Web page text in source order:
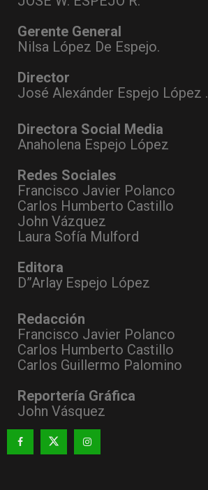
Gerente General
Nilsa López De Espejo.
Director
José Alexánder Espejo López .
Directora Social Media
Anaholena Espejo López
Redes Sociales
Francisco Javier Polanco
Carlos Humberto Castillo
John Vázquez
Laura Sofía Mulford
Editora
D”Arlay Espejo López
Redacción
Francisco Javier Polanco
Carlos Humberto Castillo
Carlos Guillermo Palomino
Reportería Gráfica
John Vásquez